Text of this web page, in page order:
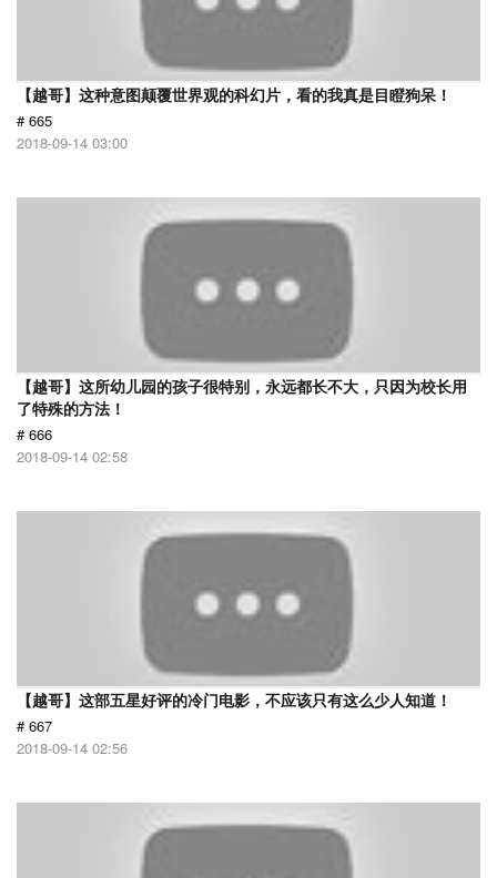
【越哥】这种意图颠覆世界观的科幻片，看的我真是目瞪狗呆！
# 665
2018-09-14 03:00
【越哥】这所幼儿园的孩子很特别，永远都长不大，只因为校长用
了特殊的方法！
# 666
2018-09-14 02:58
【越哥】这部五星好评的冷门电影，不应该只有这么少人知道！
# 667
2018-09-14 02:56